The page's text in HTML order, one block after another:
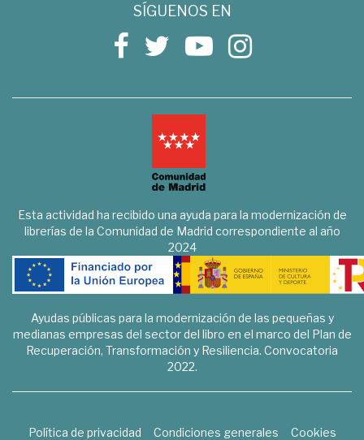
SÍGUENOS EN
Esta actividad ha recibido una ayuda para la modernización de
librerías de la Comunidad de Madrid correspondiente al año
2024
Ayudas públicas para la modernización de las pequeñas y
medianas empresas del sector del libro en el marco del Plan de
Recuperación, Transformación y Resiliencia. Convocatoria
2022.
Política de privacidad Condiciones generales
Cookies